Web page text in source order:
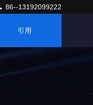
86--13192099222
引用